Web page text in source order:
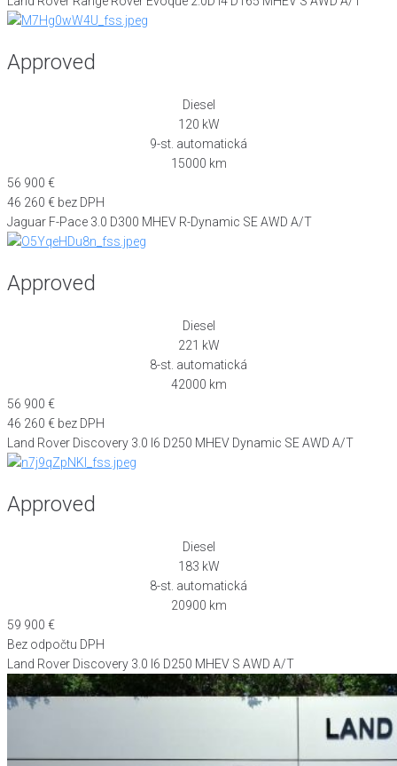
Approved
Diesel
120 kW
9-st. automatická
15000 km
56 900 €
46 260 € bez DPH
Jaguar F-Pace 3.0 D300 MHEV R-Dynamic SE AWD A/T
Approved
Diesel
221 kW
8-st. automatická
42000 km
56 900 €
46 260 € bez DPH
Land Rover Discovery 3.0 I6 D250 MHEV Dynamic SE AWD A/T
Approved
Diesel
183 kW
8-st. automatická
20900 km
59 900 €
Bez odpočtu DPH
Land Rover Discovery 3.0 I6 D250 MHEV S AWD A/T